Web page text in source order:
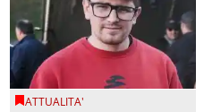
ATTUALITA'